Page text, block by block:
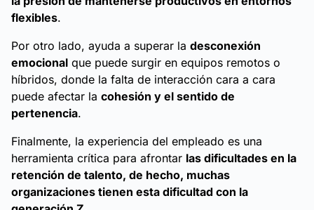
flexibles.
Por otro lado, ayuda a superar la desconexión
emocional que puede surgir en equipos remotos o
híbridos, donde la falta de interacción cara a cara
puede afectar la cohesión y el sentido de
pertenencia.
Finalmente, la experiencia del empleado es una
herramienta crítica para afrontar las dificultades en la
retención de talento, de hecho, muchas
organizaciones tienen esta dificultad con la